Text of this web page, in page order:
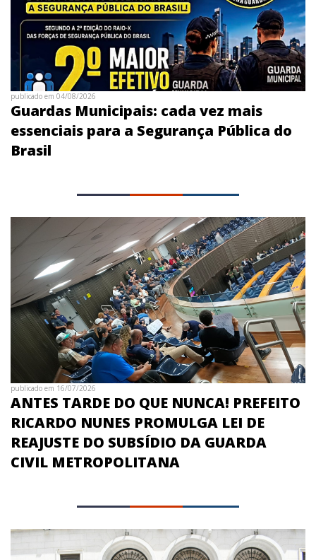
publicado em 04/08/2026
Guardas Municipais: cada vez mais
essenciais para a Segurança Pública do
Brasil
publicado em 16/07/2026
ANTES TARDE DO QUE NUNCA! PREFEITO
RICARDO NUNES PROMULGA LEI DE
REAJUSTE DO SUBSÍDIO DA GUARDA
CIVIL METROPOLITANA